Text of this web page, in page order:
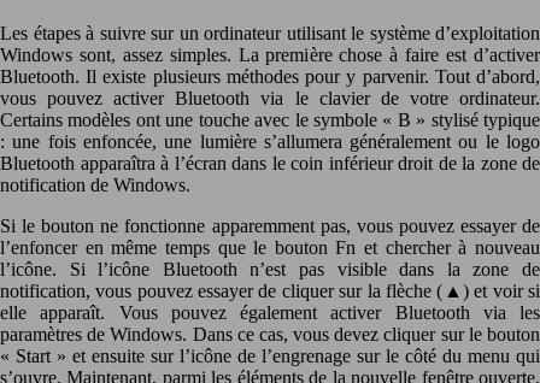
Les étapes à suivre sur un ordinateur utilisant le système d’exploitation
Windows sont, assez simples. La première chose à faire est d’activer
Bluetooth. Il existe plusieurs méthodes pour y parvenir. Tout d’abord,
vous pouvez activer Bluetooth via le clavier de votre ordinateur.
Certains modèles ont une touche avec le symbole « B » stylisé typique
: une fois enfoncée, une lumière s’allumera généralement ou le logo
Bluetooth apparaîtra à l’écran dans le coin inférieur droit de la zone de
notification de Windows.
Si le bouton ne fonctionne apparemment pas, vous pouvez essayer de
l’enfoncer en même temps que le bouton Fn et chercher à nouveau
l’icône. Si l’icône Bluetooth n’est pas visible dans la zone de
notification, vous pouvez essayer de cliquer sur la flèche (▲) et voir si
elle apparaît. Vous pouvez également activer Bluetooth via les
paramètres de Windows. Dans ce cas, vous devez cliquer sur le bouton
« Start » et ensuite sur l’icône de l’engrenage sur le côté du menu qui
s’ouvre. Maintenant, parmi les éléments de la nouvelle fenêtre ouverte,